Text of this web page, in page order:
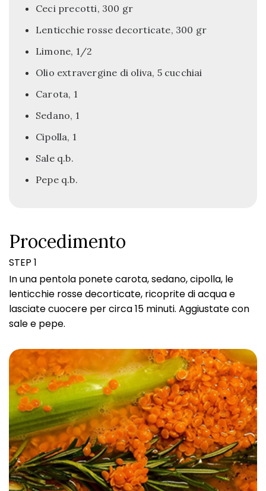
Ceci precotti, 300 gr
Lenticchie rosse decorticate, 300 gr
Limone, 1/2
Olio extravergine di oliva, 5 cucchiai
Carota, 1
Sedano, 1
Cipolla, 1
Sale q.b.
Pepe q.b.
Procedimento
STEP 1
In una pentola ponete carota, sedano, cipolla, le
lenticchie rosse decorticate, ricoprite di acqua e
lasciate cuocere per circa 15 minuti. Aggiustate con
sale e pepe.